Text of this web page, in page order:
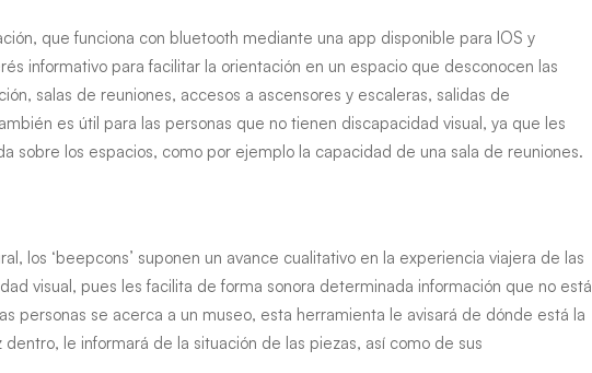
que funciona con bluetooth mediante una app disponible para IOS y
informativo para facilitar la orientación en un espacio que desconocen las
salas de reuniones, accesos a ascensores y escaleras, salidas de
es útil para las personas que no tienen discapacidad visual, ya que les
sobre los espacios, como por ejemplo la capacidad de una sala de reuniones.
los ‘beepcons’ suponen un avance cualitativo en la experiencia viajera de las
visual, pues les facilita de forma sonora determinada información que no está
personas se acerca a un museo, esta herramienta le avisará de dónde está la
le informará de la situación de las piezas, así como de sus